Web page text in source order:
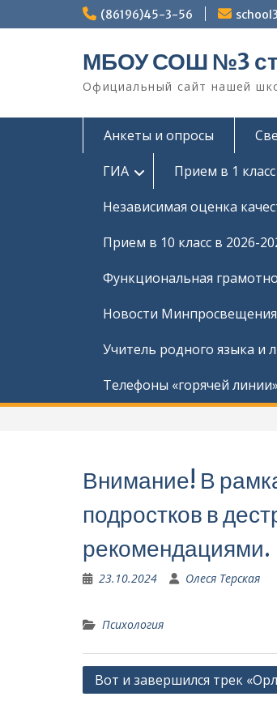
к
(86196)45-3-56
МБОУ СОШ №3
Официальный сайт нашей
Анкеты и опросы
ГИА
Прием в 1
Независимая оценка
Прием в 10 класс в 2026-
Функциональная
Новости Минпросвещения
Учитель родного языка и
Телефоны «горячей линии»
Внимание! В
подростков в
рекомендациями.
23.10.2024 Олеся Терская
Психология
Навигация
Вот и завершился трек